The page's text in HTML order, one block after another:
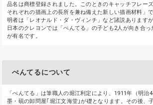
品名は商標登録されました。このときのキャッチフレー
それぞれの描画上の長所を兼ね備えた新しい描画材料」
明者は「レオナルド・ダ・ヴィンチ」など諸説あります
日本のクレヨンでは「ぺんてる」の子ども2人が向き合
が有名です。
ぺんてるについて
「ぺんてる」は筆職人の堀江利定により、1911年（明治
墨・硯の卸問屋｢堀江文海堂｣が礎となります。その後、